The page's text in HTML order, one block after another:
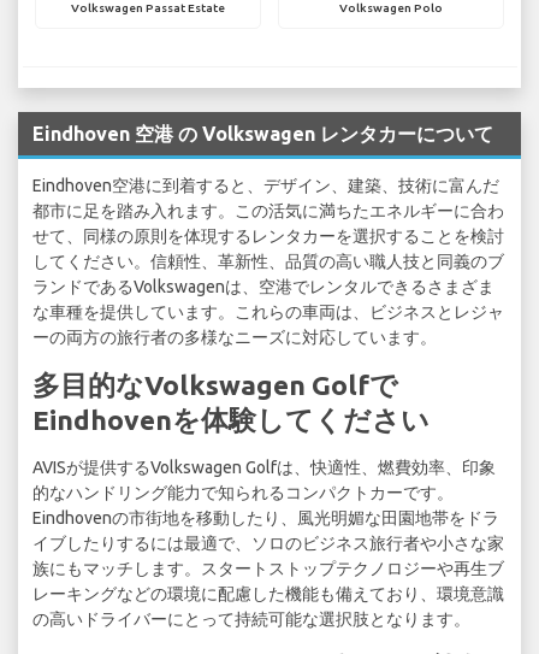
Volkswagen Passat Estate Volkswagen Polo
Eindhoven 空港 の Volkswagen レンタカーについて
Eindhoven空港に到着すると、デザイン、建築、技術に富んだ
都市に足を踏み入れます。この活気に満ちたエネルギーに合わ
せて、同様の原則を体現するレンタカーを選択することを検討
してください。信頼性、革新性、品質の高い職人技と同義のブ
ランドであるVolkswagenは、空港でレンタルできるさまざま
な車種を提供しています。これらの車両は、ビジネスとレジャ
ーの両方の旅行者の多様なニーズに対応しています。
多目的なVolkswagen Golfで
Eindhovenを体験してください
AVISが提供するVolkswagen Golfは、快適性、燃費効率、印象
的なハンドリング能力で知られるコンパクトカーです。
Eindhovenの市街地を移動したり、風光明媚な田園地帯をドラ
イブしたりするには最適で、ソロのビジネス旅行者や小さな家
族にもマッチします。スタートストップテクノロジーや再生ブ
レーキングなどの環境に配慮した機能も備えており、環境意識
の高いドライバーにとって持続可能な選択肢となります。